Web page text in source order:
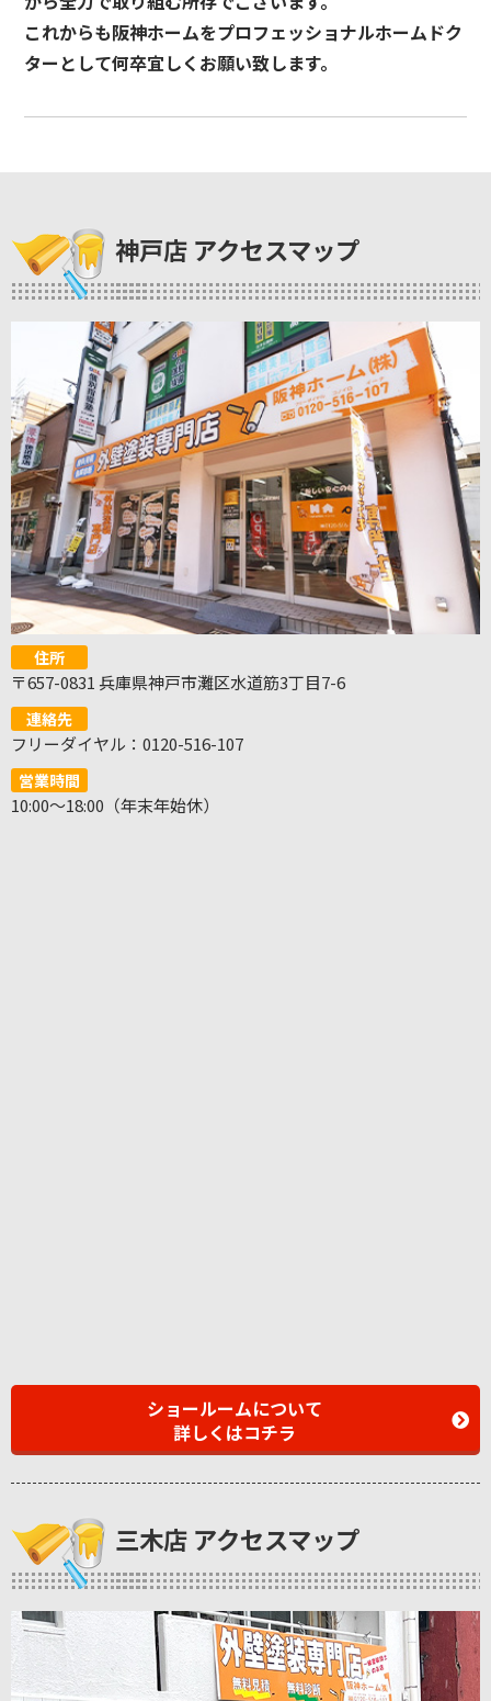
これからも阪神ホームをプロフェッショナルホームドク
ターとして何卒宜しくお願い致します。
神戸店 アクセスマップ
住所
〒657-0831 兵庫県神戸市灘区水道筋3丁目7-6
連絡先
フリーダイヤル：0120-516-107
営業時間
10:00～18:00（年末年始休）
ショールームについて
詳しくはコチラ
三木店 アクセスマップ